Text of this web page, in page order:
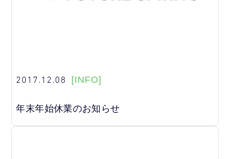
2017.12.08 [INFO]
年末年始休業のお知らせ